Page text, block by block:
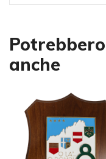
anche